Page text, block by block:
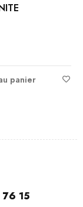
panier
15